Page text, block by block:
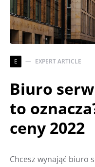
E EXPERT ARTICLE
Biuro
to
ceny 2022
Chcesz wynająć biuro